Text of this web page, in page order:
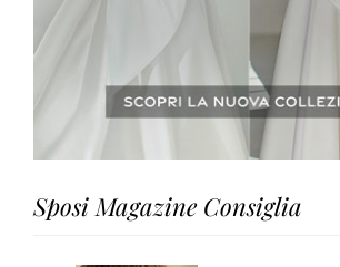
Sposi Magazine Consiglia